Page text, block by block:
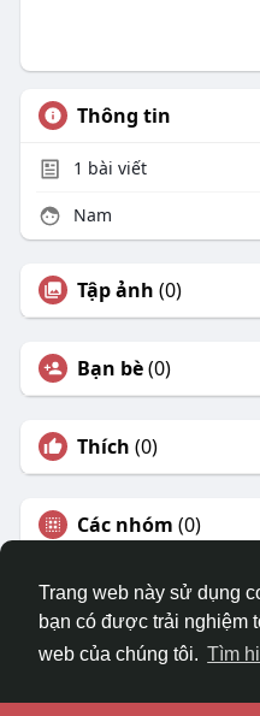
Trang web này sử dụng
bạn có được trải nghiệm
web của chúng tôi. Tìm
Thông tin
1 bài viết
Nam
Tập ảnh (0)
Bạn bè(0)
Thích (0)
Các nhóm (0)
© 2026
Nhà
Bao Quát Liên hệ